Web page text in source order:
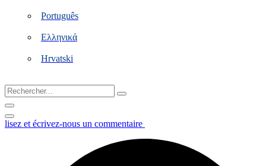
Português
Ελληνικά
Hrvatski
Rechercher...
lisez et écrivez-nous un commentaire